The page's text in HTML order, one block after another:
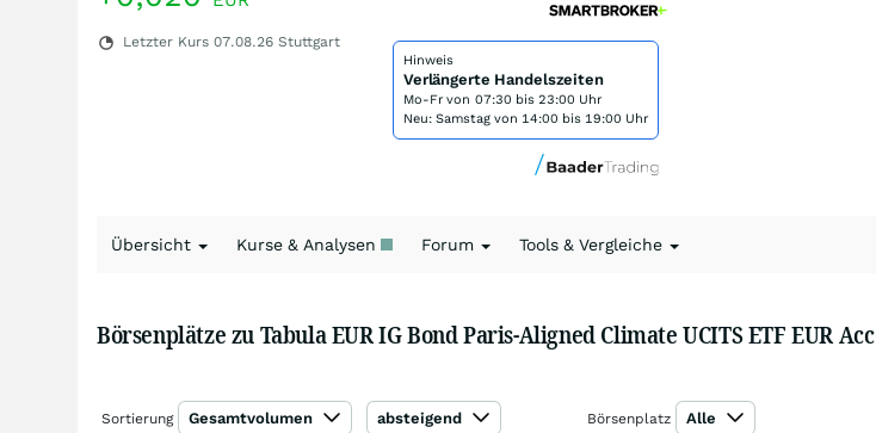
Letzter Kurs 07.08.26 Stuttgart
Hinweis
Verlängerte Handelszeiten
Mo-Fr von 07:30 bis 23:00 Uhr
Neu: Samstag von 14:00 bis 19:00 Uhr
Übersicht Kurse & Analysen Forum Tools & Vergleiche
Börsenplätze zu Tabula EUR IG Bond Paris-Aligned Climate UCITS ETF EUR Acc
Sortierung Gesamtvolumen absteigend Börsenplatz Alle